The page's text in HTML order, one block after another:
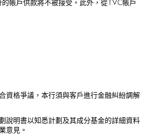
帳戶供款將不被接受。此外，從TVC帳戶
資格爭議，本行須與客戶進行金融糾紛調解
說明書以知悉計劃及其成分基金的詳細資料
意見。